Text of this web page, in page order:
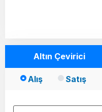
Altın Çevirici
Alış Satış